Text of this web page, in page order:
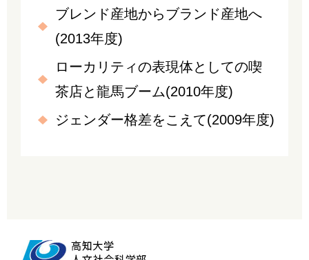
ブレンド産地からブランド産地へ
(2013年度)
ローカリティの表現体としての喫
茶店と龍馬ブーム(2010年度)
ジェンダー格差をこえて(2009年度)